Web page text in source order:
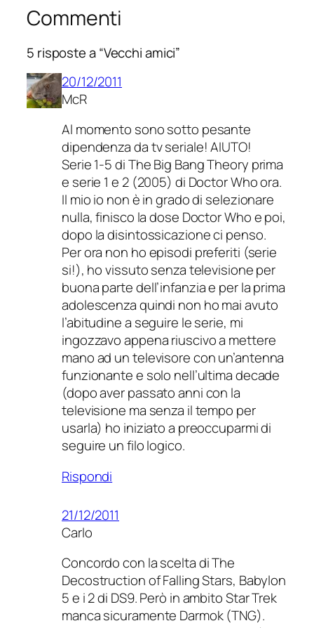
Commenti
5 risposte a “Vecchi amici”
20/12/2011
McR
Al momento sono sotto pesante
dipendenza da tv seriale! AIUTO!
Serie 1-5 di The Big Bang Theory prima
e serie 1 e 2 (2005) di Doctor Who ora.
Il mio io non è in grado di selezionare
nulla, finisco la dose Doctor Who e poi,
dopo la disintossicazione ci penso.
Per ora non ho episodi preferiti (serie
si!), ho vissuto senza televisione per
buona parte dell’infanzia e per la prima
adolescenza quindi non ho mai avuto
l’abitudine a seguire le serie, mi
ingozzavo appena riuscivo a mettere
mano ad un televisore con un’antenna
funzionante e solo nell’ultima decade
(dopo aver passato anni con la
televisione ma senza il tempo per
usarla) ho iniziato a preoccuparmi di
seguire un filo logico.
Rispondi
21/12/2011
Carlo
Concordo con la scelta di The
Decostruction of Falling Stars, Babylon
5 e i 2 di DS9. Però in ambito Star Trek
manca sicuramente Darmok (TNG).